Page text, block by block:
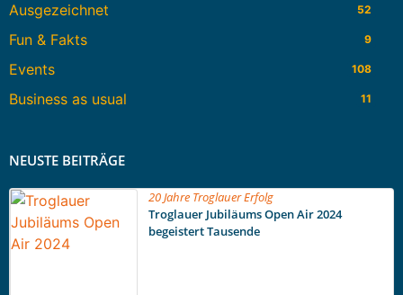
Ausgezeichnet 52
Fun & Fakts 9
Events 108
Business as usual 11
NEUSTE BEITRÄGE
20 Jahre Troglauer Erfolg
Troglauer Jubiläums Open Air 2024
begeistert Tausende